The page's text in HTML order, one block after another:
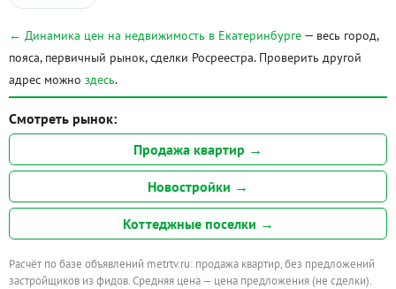
← Динамика цен на недвижимость в Екатеринбурге — весь город,
пояса, первичный рынок, сделки Росреестра. Проверить другой
адрес можно здесь.
Смотреть рынок:
Продажа квартир →
Новостройки →
Коттеджные поселки →
Расчёт по базе объявлений metrtv.ru: продажа квартир, без предложений
застройщиков из фидов. Средняя цена — цена предложения (не сделки).